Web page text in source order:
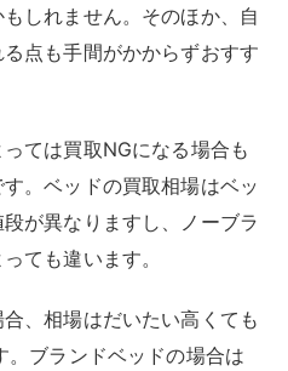
しれません。そのほか、自
点も手間がかからずおすす
ては買取NGになる場合も
。ベッドの買取相場はベッ
が異なりますし、ノーブラ
ても違います。
、相場はだいたい高くても
ブランドベッドの場合は